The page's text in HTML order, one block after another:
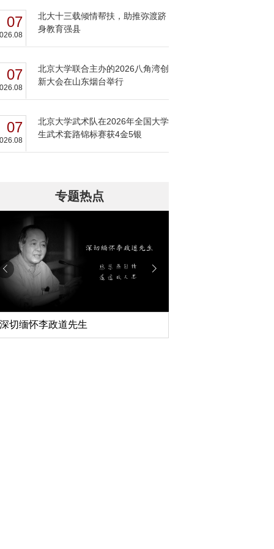
07
北大十三载倾情帮扶，助推弥渡跻
身教育强县
07
北京大学联合主办的2026八角湾创
新大会在山东烟台举行
07
北京大学武术队在2026年全国大学
生武术套路锦标赛获4金5银
专题热点
深切缅怀李政道先生